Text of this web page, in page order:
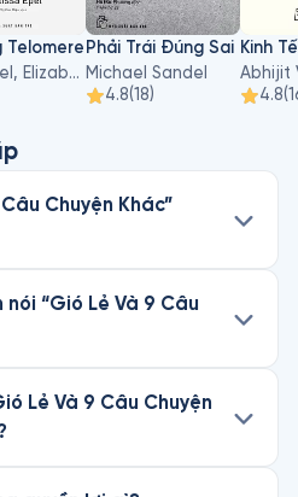
Telomere
Elissa Epel, Elizabeth Blackburn
Phải Trái Đúng Sai
Michael Sandel
4.8(18) 4.8(
Chuyện Khác”
“Gió Lẻ Và 9 Câu
Lẻ Và 9 Câu Chuyện